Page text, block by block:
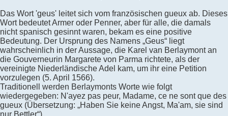
Das Wort 'geus' leitet sich vom französischen gueux ab. Dieses
Wort bedeutet Armer oder Penner, aber für alle, die damals
nicht spanisch gesinnt waren, bekam es eine positive
Bedeutung. Der Ursprung des Namens „Geus“ liegt
wahrscheinlich in der Aussage, die Karel van Berlaymont an
die Gouverneurin Margarete von Parma richtete, als der
vereinigte Niederländische Adel kam, um ihr eine Petition
vorzulegen (5. April 1566).
Traditionell werden Berlaymonts Worte wie folgt
wiedergegeben: N'ayez pas peur, Madame, ce ne sont que des
gueux (Übersetzung: „Haben Sie keine Angst, Ma'am, sie sind
nur Bettler“).